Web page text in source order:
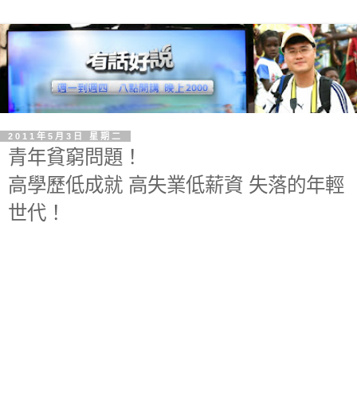
2011年5月3日 星期二
青年貧窮問題！
高學歷低成就 高失業低薪資 失落的年輕
世代！